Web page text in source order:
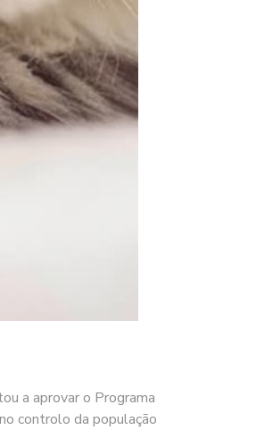
a aprovar o Programa
controlo da população